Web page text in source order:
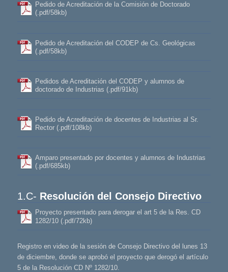
Pedido de Acreditación de la Comisión de Doctorado
(.pdf/58kb)
Pedido de Acreditación del CODEP de Cs. Geológicas
(.pdf/58kb)
Pedidos de Acreditación del CODEP y alumnos de
doctorado de Industrias (.pdf/91kb)
Pedido de Acreditación de docentes de Industrias al Sr.
Rector (.pdf/108kb)
Amparo presentado por docentes y alumnos de Industrias
(.pdf/685kb)
1.C- Resolución del Consejo Directivo
Proyecto presentado para derogar el art 5 de la Res. CD
1282/10 (.pdf/72kb)
Registro en video de la sesión de Consejo Directivo del lunes 13
de diciembre, donde se aprobó el proyecto que derogó el artículo
5 de la Resolución CD Nº 1282/10.